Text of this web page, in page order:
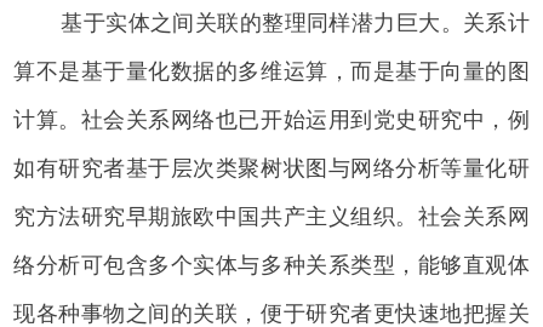
基于实体之间关联的整理同样潜力巨大。关系计
算不是基于量化数据的多维运算，而是基于向量的图
计算。社会关系网络也已开始运用到党史研究中，例
如有研究者基于层次类聚树状图与网络分析等量化研
究方法研究早期旅欧中国共产主义组织。社会关系网
络分析可包含多个实体与多种关系类型，能够直观体
现各种事物之间的关联，便于研究者更快速地把握关